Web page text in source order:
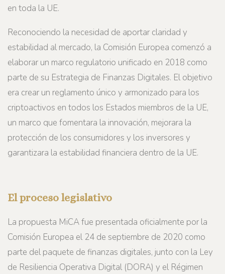
en toda la UE.
Reconociendo la necesidad de aportar claridad y
estabilidad al mercado, la Comisión Europea comenzó a
elaborar un marco regulatorio unificado en 2018 como
parte de su Estrategia de Finanzas Digitales. El objetivo
era crear un reglamento único y armonizado para los
criptoactivos en todos los Estados miembros de la UE,
un marco que fomentara la innovación, mejorara la
protección de los consumidores y los inversores y
garantizara la estabilidad financiera dentro de la UE.
El proceso legislativo
La propuesta MiCA fue presentada oficialmente por la
Comisión Europea el 24 de septiembre de 2020 como
parte del paquete de finanzas digitales, junto con la Ley
de Resiliencia Operativa Digital (DORA) y el Régimen